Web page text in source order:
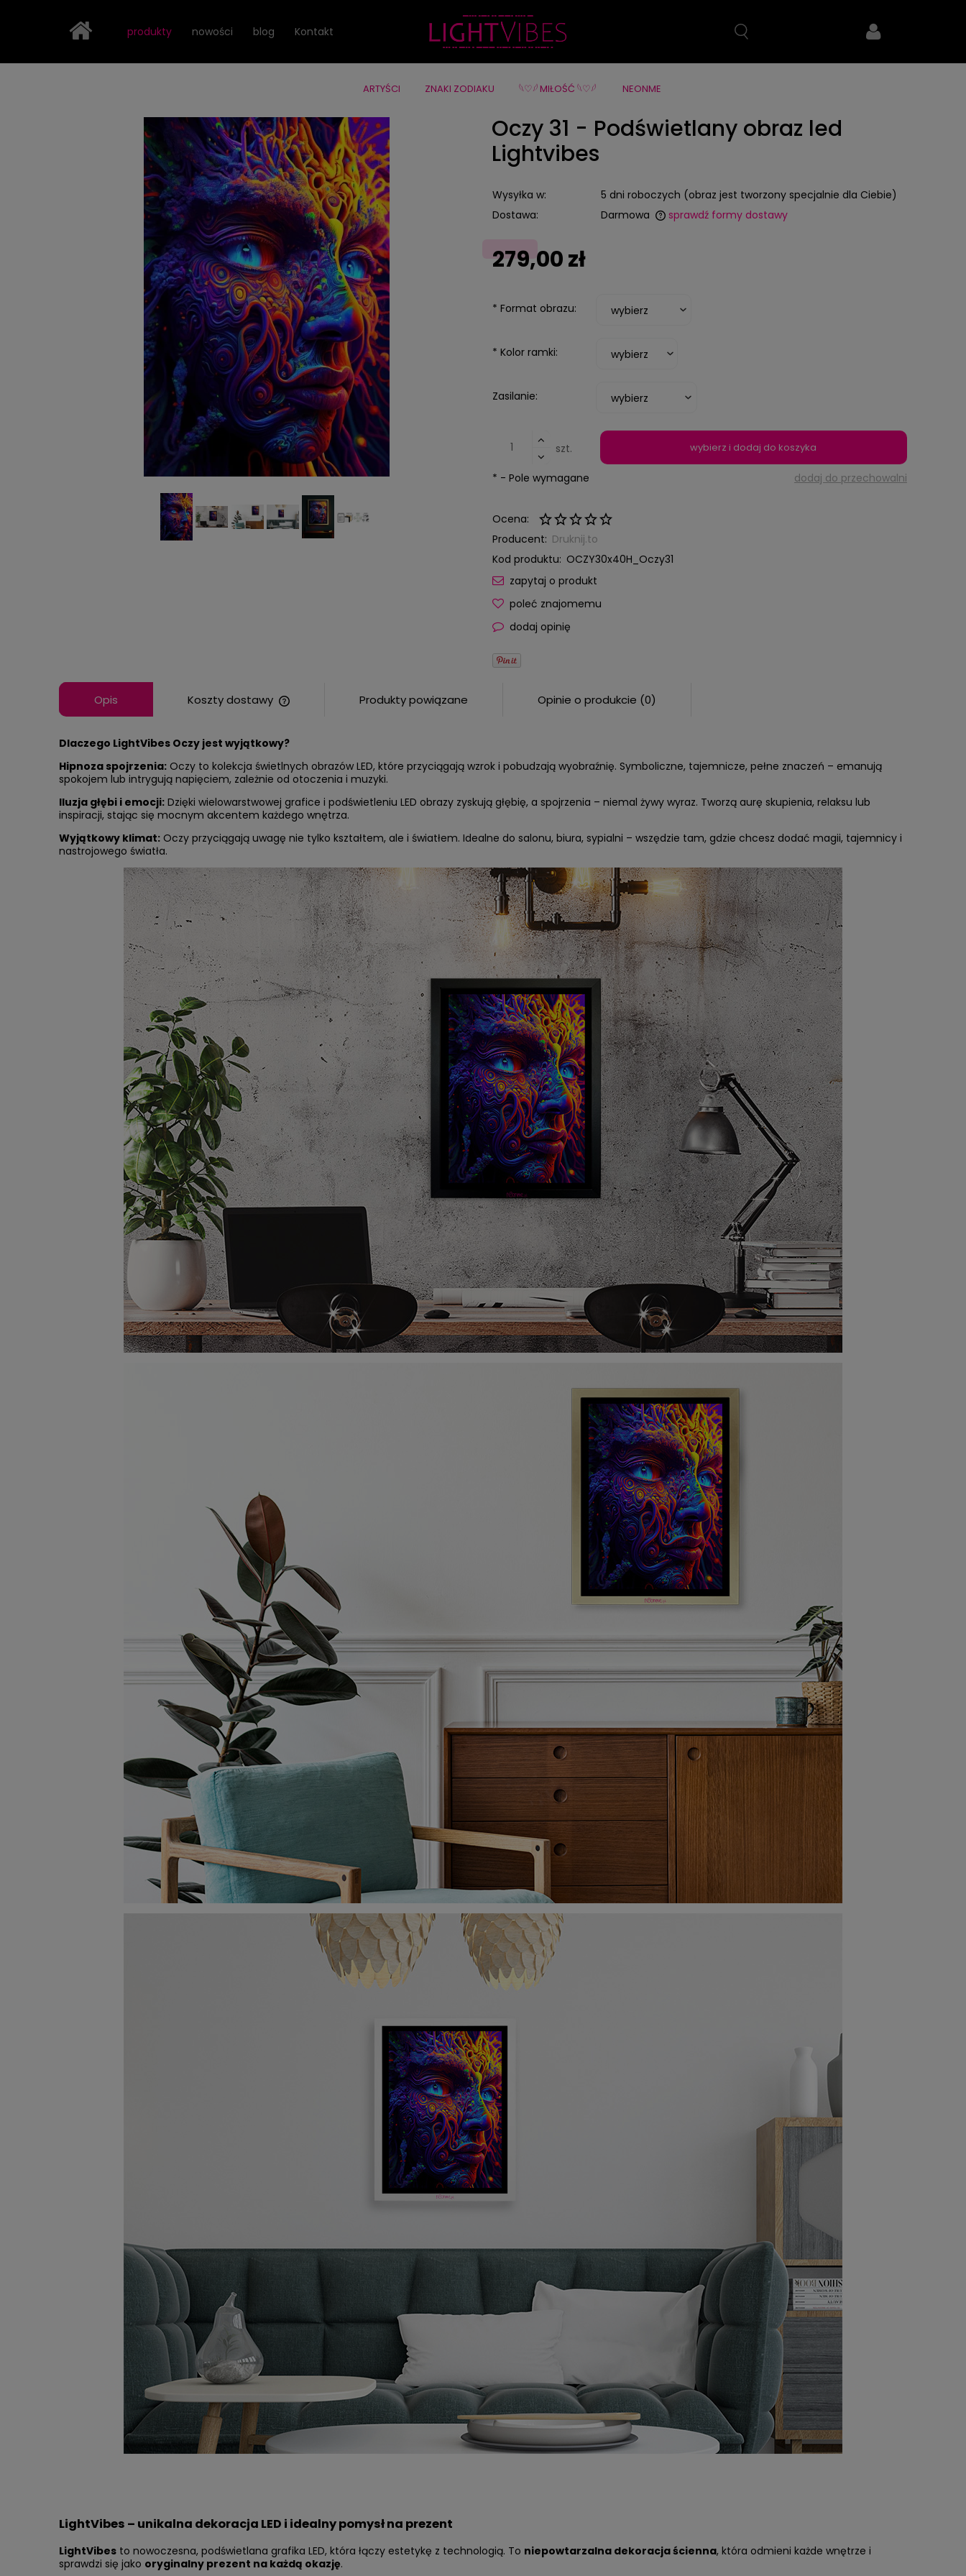
produkty nowości blog Kontakt
ARTYŚCI ZNAKI ZODIAKU ‪‪𓆩♡𓆪 MIŁOŚĆ 𓆩♡𓆪 ‪ NEONME
Strona główna Światy Fantastyczne Lightvibes Oczy Oczy 31 - Podświetlany obraz led Lightvibes
Oczy 31 - Podświetlany obraz led
Lightvibes
Wysyłka w:
5 dni roboczych (obraz jest tworzony specjalnie dla Ciebie)
Dostawa:
Darmowa
Cena nie zawiera ewentualnych
kosztów płatności
sprawdź formy dostawy
279,00 zł
* Format obrazu:
* Kolor ramki:
Zasilanie:
szt. wybierz i dodaj do koszyka
dodaj do przechowalni
* - Pole wymagane
Ocena:
Producent: Druknij.to
Kod produktu: OCZY30x40H_Oczy31
zapytaj o produkt
poleć znajomemu
dodaj opinię
Opis Koszty dostawy Produkty powiązane Opinie o produkcie (0)
Dlaczego LightVibes Oczy jest wyjątkowy?
Hipnoza spojrzenia: Oczy to kolekcja świetlnych obrazów LED, które przyciągają wzrok i pobudzają wyobraźnię. Symboliczne, tajemnicze, pełne znaczeń – emanują
spokojem lub intrygują napięciem, zależnie od otoczenia i muzyki.
Iluzja głębi i emocji: Dzięki wielowarstwowej grafice i podświetleniu LED obrazy zyskują głębię, a spojrzenia – niemal żywy wyraz. Tworzą aurę skupienia, relaksu lub
inspiracji, stając się mocnym akcentem każdego wnętrza.
Wyjątkowy klimat: Oczy przyciągają uwagę nie tylko kształtem, ale i światłem. Idealne do salonu, biura, sypialni – wszędzie tam, gdzie chcesz dodać magii, tajemnicy i
nastrojowego światła.
LightVibes – unikalna dekoracja LED i idealny pomysł na prezent
LightVibes to nowoczesna, podświetlana grafika LED, która łączy estetykę z technologią. To niepowtarzalna dekoracja ścienna, która odmieni każde wnętrze i
sprawdzi się jako oryginalny prezent na każdą okazję.